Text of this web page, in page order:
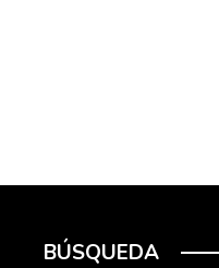
BÚSQUEDA